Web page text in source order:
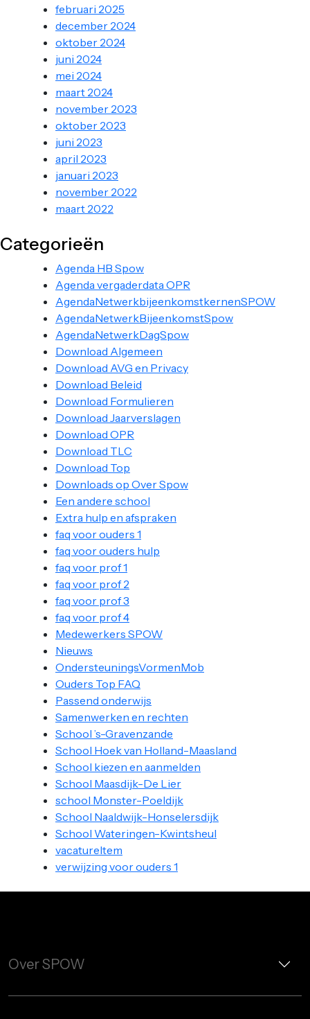
februari 2025
december 2024
oktober 2024
juni 2024
mei 2024
maart 2024
november 2023
oktober 2023
juni 2023
april 2023
januari 2023
november 2022
maart 2022
Categorieën
Agenda HB Spow
Agenda vergaderdata OPR
AgendaNetwerkbijeenkomstkernenSPOW
AgendaNetwerkBijeenkomstSpow
AgendaNetwerkDagSpow
Download Algemeen
Download AVG en Privacy
Download Beleid
Download Formulieren
Download Jaarverslagen
Download OPR
Download TLC
Download Top
Downloads op Over Spow
Een andere school
Extra hulp en afspraken
faq voor ouders 1
faq voor ouders hulp
faq voor prof 1
faq voor prof 2
faq voor prof 3
faq voor prof 4
Medewerkers SPOW
Nieuws
OndersteuningsVormenMob
Ouders Top FAQ
Passend onderwijs
Samenwerken en rechten
School ’s-Gravenzande
School Hoek van Holland-Maasland
School kiezen en aanmelden
School Maasdijk-De Lier
school Monster-Poeldijk
School Naaldwijk-Honselersdijk
School Wateringen-Kwintsheul
vacatureItem
verwijzing voor ouders 1
Over SPOW